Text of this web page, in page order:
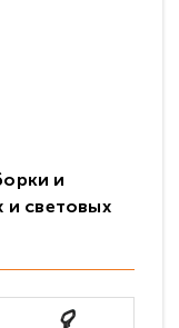
и
и световых